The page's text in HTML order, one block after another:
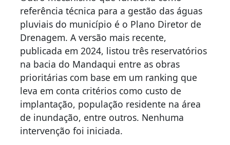
referência técnica para a gestão das águas
pluviais do município é o Plano Diretor de
Drenagem. A versão mais recente,
publicada em 2024, listou três reservatórios
na bacia do Mandaqui entre as obras
prioritárias com base em um ranking que
leva em conta critérios como custo de
implantação, população residente na área
de inundação, entre outros. Nenhuma
intervenção foi iniciada.